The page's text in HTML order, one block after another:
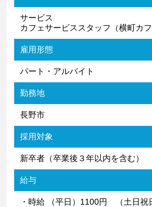
サービス
カフェサービススタッフ（横町カフ
雇用形態
パート・アルバイト
勤務地
長野市
採用対象
新卒者（卒業後３年以内を含む）
給与
・時給 （平日）1100円 （土日祝